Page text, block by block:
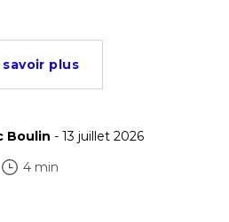
savoir plus
Boulin - 13 juillet 2026
4 min